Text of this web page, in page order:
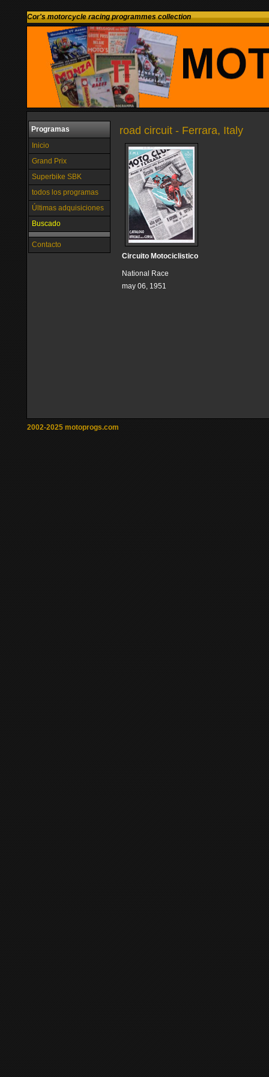
Cor's motorcycle racing programmes collection
Programas
Inicio
Grand Prix
Superbike SBK
todos los programas
Últimas adquisiciones
Buscado
Contacto
road circuit - Ferrara, Italy
Circuito Motociclistico
National Race
may 06, 1951
2002-2025 motoprogs.com